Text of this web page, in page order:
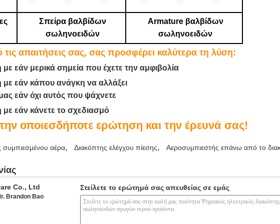
Σπείρα βαλβίδων
σωληνοειδών
Armature βαλβίδων
σωληνοειδών
απαιτήσεις σας, σας προσφέρει καλύτερα τη λύση:
εάν μερικά σημεία που έχετε την αμφιβολία
εάν κάπου ανάγκη να αλλάξει
εάν όχι αυτός που ψάχνετε
εάν κάνετε το σχεδιασμό
οποιεσδήποτε ερώτηση και την έρευνά σας!
συμπιεσμένου αέρα, Διακόπτης ελέγχου πίεσης, Αεροσυμπιεστής επάνω από το
Co., Ltd
Brandon Bao
Στείλετε το ερώτημά σας απευθείας σε εμάς